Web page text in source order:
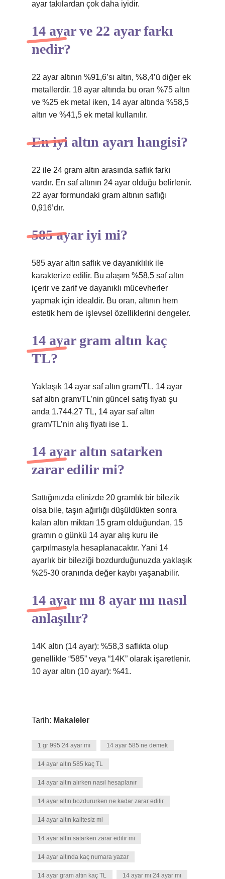
ayar takılardan çok daha iyidir.
14 ayar ve 22 ayar farkı
nedir?
22 ayar altının %91,6’sı altın, %8,4’ü diğer ek
metallerdir. 18 ayar altında bu oran %75 altın
ve %25 ek metal iken, 14 ayar altında %58,5
altın ve %41,5 ek metal kullanılır.
En iyi altın ayarı hangisi?
22 ile 24 gram altın arasında saflık farkı
vardır. En saf altının 24 ayar olduğu belirlenir.
22 ayar formundaki gram altının saflığı
0,916’dır.
585 ayar iyi mi?
585 ayar altın saflık ve dayanıklılık ile
karakterize edilir. Bu alaşım %58,5 saf altın
içerir ve zarif ve dayanıklı mücevherler
yapmak için idealdir. Bu oran, altının hem
estetik hem de işlevsel özelliklerini dengeler.
14 ayar gram altın kaç
TL?
Yaklaşık 14 ayar saf altın gram/TL. 14 ayar
saf altın gram/TL’nin güncel satış fiyatı şu
anda 1.744,27 TL, 14 ayar saf altın
gram/TL’nin alış fiyatı ise 1.
14 ayar altın satarken
zarar edilir mi?
Sattığınızda elinizde 20 gramlık bir bilezik
olsa bile, taşın ağırlığı düşüldükten sonra
kalan altın miktarı 15 gram olduğundan, 15
gramın o günkü 14 ayar alış kuru ile
çarpılmasıyla hesaplanacaktır. Yani 14
ayarlık bir bileziği bozdurduğunuzda yaklaşık
%25-30 oranında değer kaybı yaşanabilir.
14 ayar mı 8 ayar mı nasıl
anlaşılır?
14K altın (14 ayar): %58,3 saflıkta olup
genellikle “585” veya “14K” olarak işaretlenir.
10 ayar altın (10 ayar): %41.
Tarih: Makaleler
1 gr 995 24 ayar mı 14 ayar 585 ne demek
14 ayar altın 585 kaç TL
14 ayar altın alırken nasıl hesaplanır
14 ayar altın bozdururken ne kadar zarar edilir
14 ayar altın kalitesiz mi
14 ayar altın satarken zarar edilir mi
14 ayar altında kaç numara yazar
14 ayar gram altın kaç TL 14 ayar mı 24 ayar mı